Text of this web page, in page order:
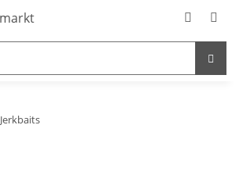
Jerkbaits